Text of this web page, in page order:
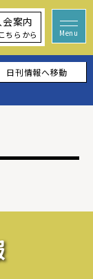
案内
ちらから
日刊情報へ移動